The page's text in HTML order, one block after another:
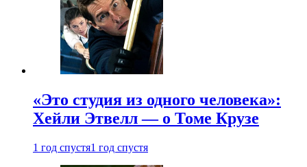
«Это студия из одного человека»:
Хейли Этвелл — о Томе Крузе
1 год спустя1 год спустя